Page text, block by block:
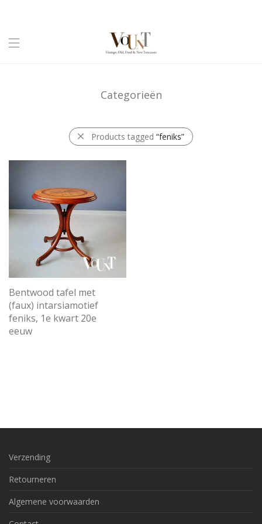
Categorieën
Products tagged “feniks”
Bentwood tafel met
(faux) intarsiamotief
feniks, 1e kwart 20e
eeuw
Verzending
Retourneren
Algemene voorwaarden